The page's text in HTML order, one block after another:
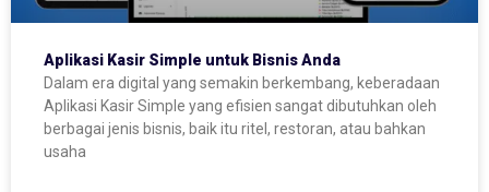
Aplikasi Kasir Simple untuk Bisnis Anda
Dalam era digital yang semakin berkembang, keberadaan
Aplikasi Kasir Simple yang efisien sangat dibutuhkan oleh
berbagai jenis bisnis, baik itu ritel, restoran, atau bahkan
usaha